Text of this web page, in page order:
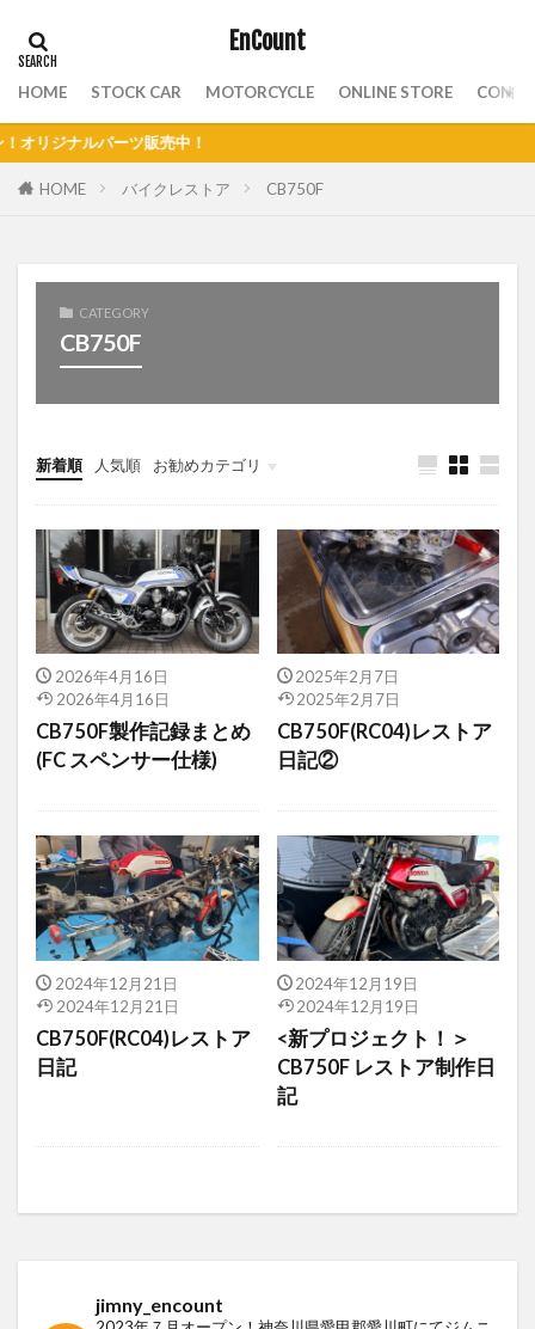
EnCount
HOME STOCK CAR MOTORCYCLE ONLINE STORE
HOME バイクレストア CB750F
CATEGORY
CB750F
新着順 人気順 お勧めカテゴリ
JB23
ジムニーガイド
バイクレストア
2026年4月16日
2026年4月16日
CB750F製作記録まとめ
(FC スペンサー仕様)
2025年2月7日
2025年2月7日
CB750F(RC04)レストア
日記②
2024年12月21日
2024年12月21日
CB750F(RC04)レストア
日記
2024年12月19日
2024年12月19日
<新プロジェクト！＞
CB750F レストア制作日
記
jimny_encount